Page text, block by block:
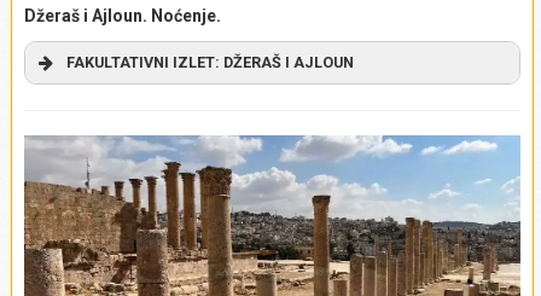
Izlet obuhvata:povratni transfer i uslugu vodiča.
Izlet ne obuhvata:Napojnice (bakšiš), obroke i piće.
Izlet se realizuje iz mesta:
Džeraš i Ajloun. Noćenje.
FAKULTATIVNI IZLET: DŽERAŠ I AJLOUN
Amana. Iako je na ovom mestu naselje postojalo još u
bronzano doba (7500 – 5500. godine pre nove ere), današnji
rimski ostaci grada nastali su na ruševinama grada Gerasa,
koji je za vreme helenizma podigao Aleksandar Veliki. Pod
rimskom vlašću, Džeraš je izrastao u prosperitetni trgovački
grad. Smatra se jednim od najbolje očuvanih, antičkih